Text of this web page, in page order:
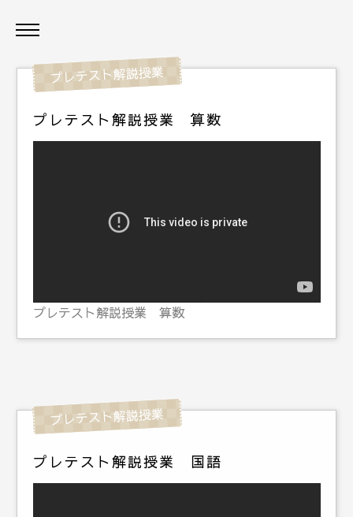
プレテスト解説授業 算数
プレテスト解説授業 算数
プレテスト解説授業 国語